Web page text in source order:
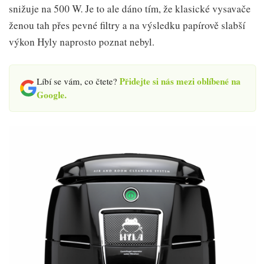
snižuje na 500 W. Je to ale dáno tím, že klasické vysavače
ženou tah přes pevné filtry a na výsledku papírově slabší
výkon Hyly naprosto poznat nebyl.
Líbí se vám, co čtete? Přidejte si nás mezi oblíbené na
Google.